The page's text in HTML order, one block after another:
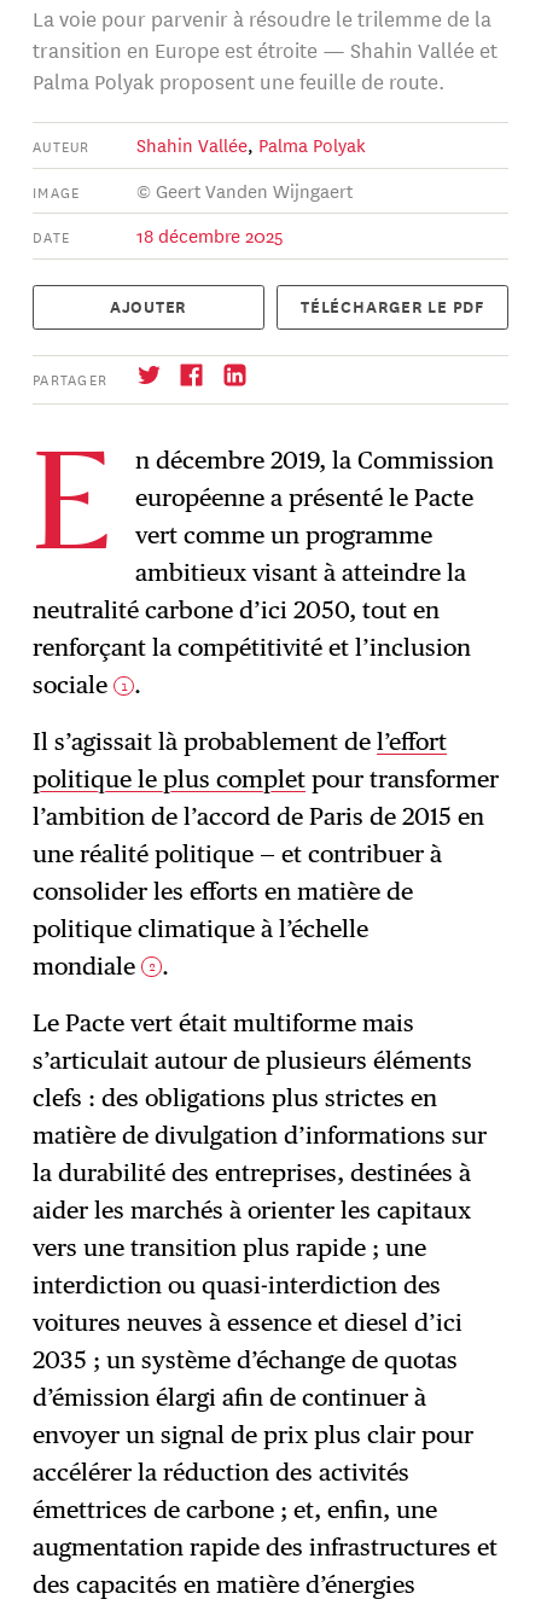
La voie pour parvenir à résoudre le trilemme de la
transition en Europe est étroite — Shahin Vallée et
Palma Polyak proposent une feuille de route.
AUTEUR Shahin Vallée, Palma Polyak
IMAGE © Geert Vanden Wijngaert
DATE 18 décembre 2025
AJOUTER TÉLÉCHARGER LE PDF
PARTAGER
S'abonner
E
n décembre 2019, la Commission
européenne a présenté le Pacte
vert comme un programme
ambitieux visant à atteindre la
neutralité carbone d’ici 2050, tout en
renforçant la compétitivité et l’inclusion
sociale 1 .
Il s’agissait là probablement del’effort
politique le plus complet pour transformer
l’ambition de l’accord de Paris de 2015 en
une réalité politique — et contribuer à
consolider les efforts en matière de
politique climatique à l’échelle
mondiale 2 .
Le Pacte vert était multiforme mais
s’articulait autour de plusieurs éléments
clefs : des obligations plus strictes en
matière de divulgation d’informations sur
la durabilité des entreprises, destinées à
aider les marchés à orienter les capitaux
vers une transition plus rapide ; une
interdiction ou quasi-interdiction des
voitures neuves à essence et diesel d’ici
2035 ; un système d’échange de quotas
d’émission élargi afin de continuer à
envoyer un signal de prix plus clair pour
accélérer la réduction des activités
émettrices de carbone ; et, enfin, une
augmentation rapide des infrastructures et
des capacités en matière d’énergies